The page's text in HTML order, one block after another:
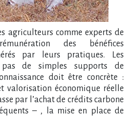
agriculteurs comme experts de
des bénéfices
par leurs pratiques. Les
de simples supports de
doit être concrète :
valorisation économique réelle
par l’achat de crédits carbone
– , la mise en place de